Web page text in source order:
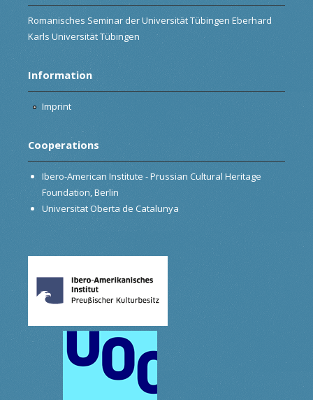
Romanisches Seminar der Universität Tübingen Eberhard
Karls Universität Tübingen
Information
Imprint
Cooperations
Ibero-American Institute - Prussian Cultural Heritage
Foundation, Berlin
Universitat Oberta de Catalunya